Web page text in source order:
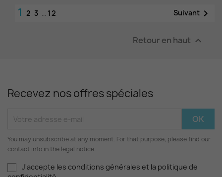
1 2 3 … 12 Suivant 
Retour en haut 
Recevez nos offres spéciales
You may unsubscribe at any moment. For that purpose, please find our
contact info in the legal notice.
J'accepte les conditions générales et la politique de